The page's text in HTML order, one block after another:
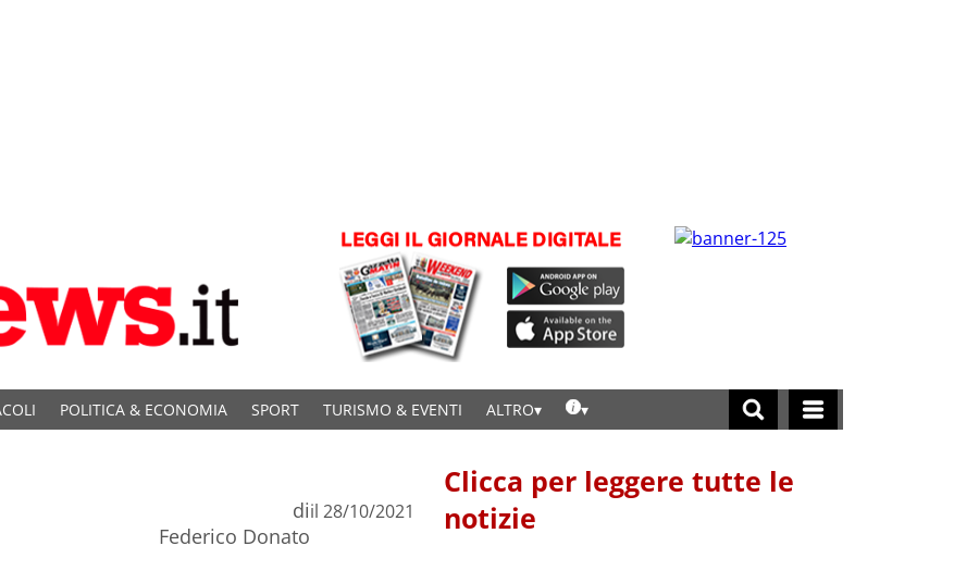
POLITICA & ECONOMIA SPORT TURISMO & EVENTI ALTRO
di
Federico Donato
il 28/10/2021
Clicca per leggere tutte le
notizie